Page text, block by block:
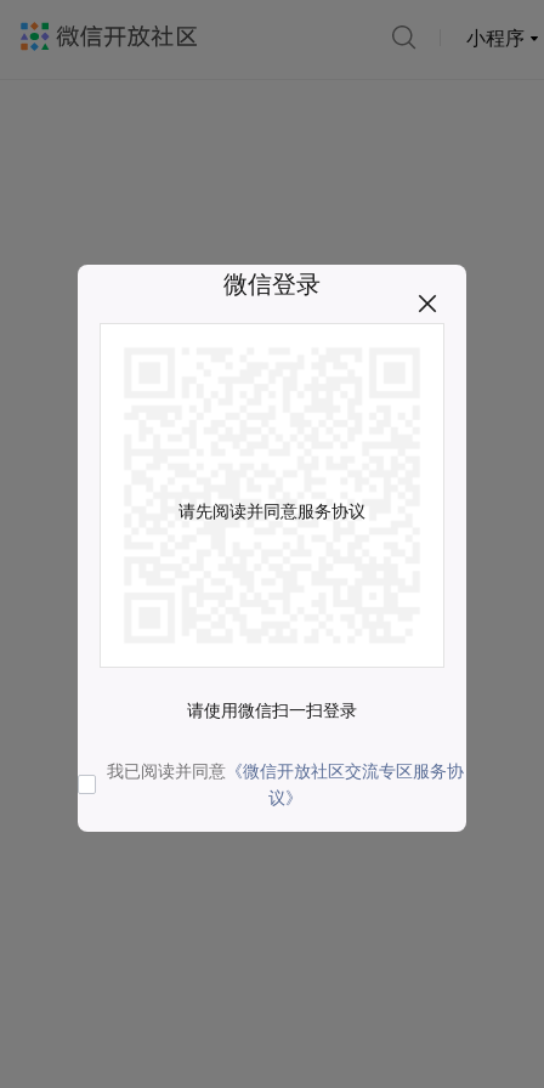
小程序
微信登录
请先阅读并同意服务协议
请使用微信扫一扫登录
我已阅读并同意 《微信开放社区交流专区服务协
议》